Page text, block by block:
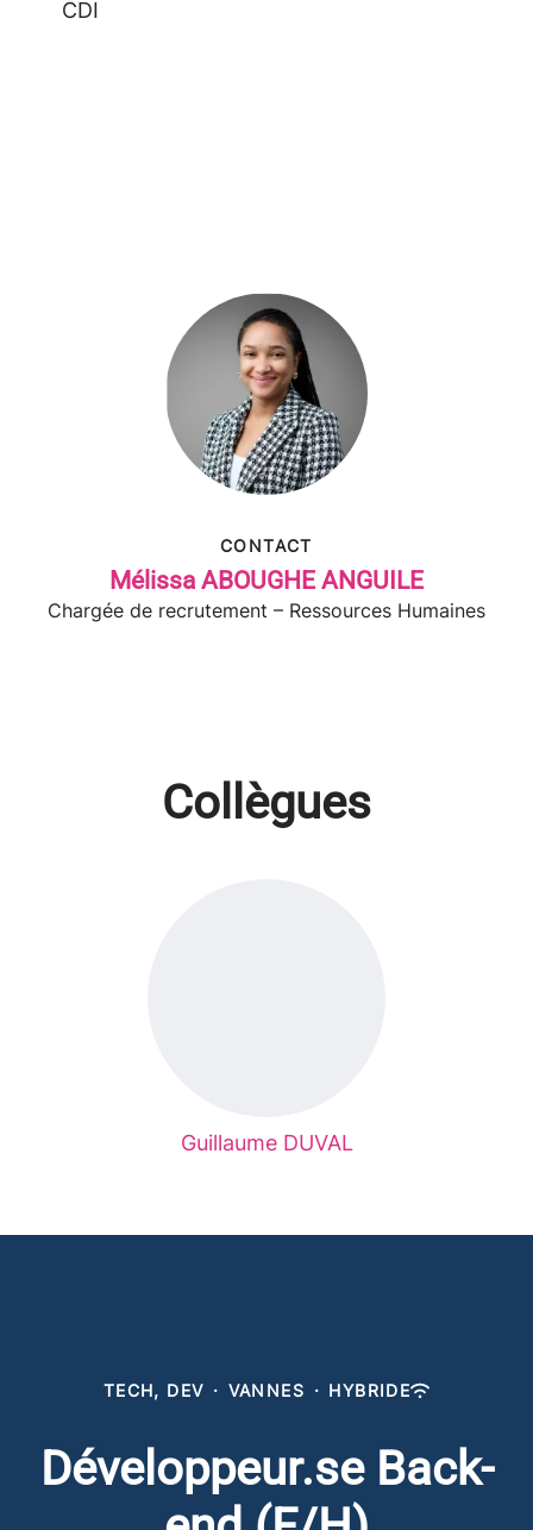
CDI
CONTACT
Mélissa ABOUGHE ANGUILE
Chargée de recrutement – Ressources Humaines
Collègues
Guillaume DUVAL
TECH, DEV · VANNES · HYBRIDE
Développeur.se Back-